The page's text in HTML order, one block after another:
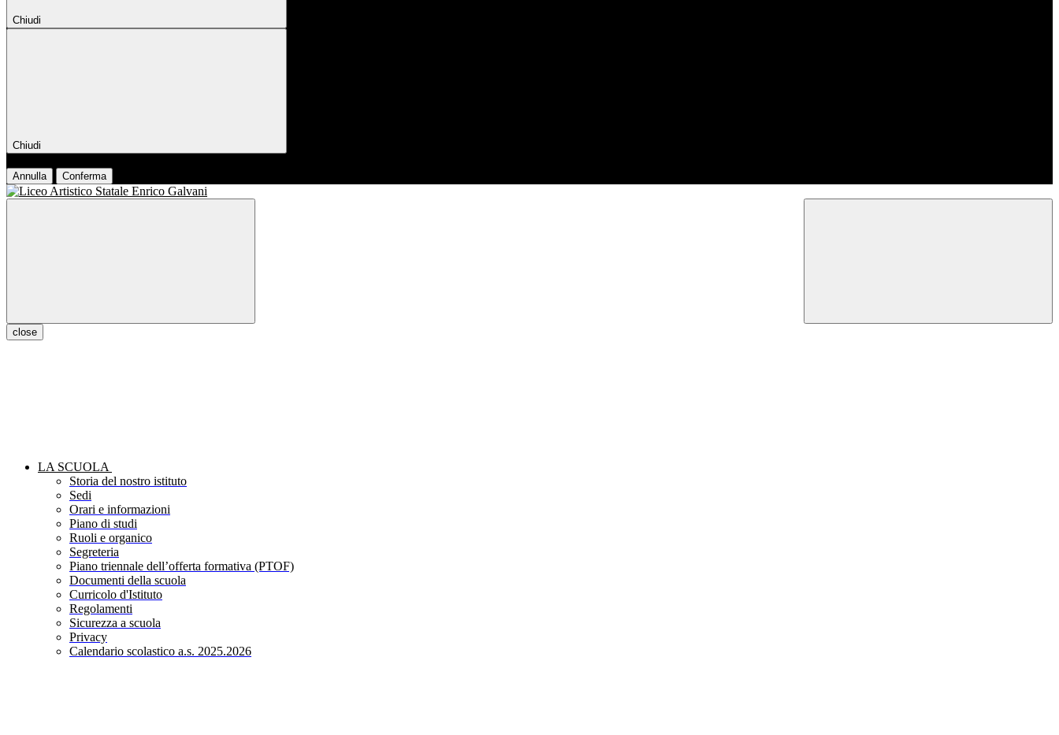
Chiudi
Chiudi
Annulla Conferma
close
LA SCUOLA
Storia del nostro istituto
Sedi
Orari e informazioni
Piano di studi
Ruoli e organico
Segreteria
Piano triennale dell’offerta formativa (PTOF)
Documenti della scuola
Curricolo d'Istituto
Regolamenti
Sicurezza a scuola
Privacy
Calendario scolastico a.s. 2025.2026